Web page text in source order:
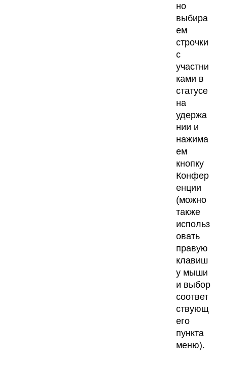
но
выбира
ем
строчки
с
участни
ками в
статусе
на
удержа
нии и
нажима
ем
кнопку
Конфер
енции
(можно
также
использ
овать
правую
клавиш
у мыши
и выбор
соответ
ствующ
его
пункта
меню).